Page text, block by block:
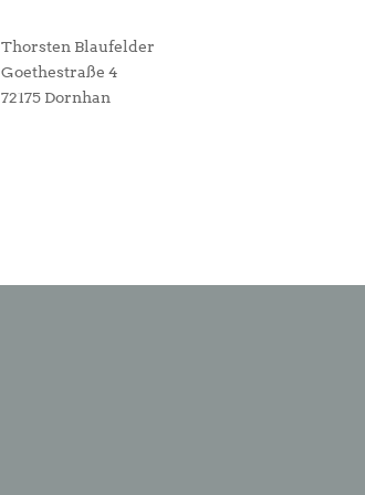
Thorsten Blaufelder
Goethestraße 4
72175 Dornhan